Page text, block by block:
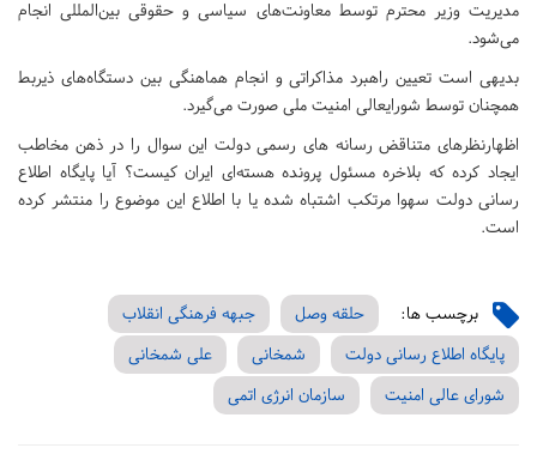
مدیریت وزیر محترم توسط معاونت‌های سیاسی و حقوقی بین‌المللی انجام
می‌شود.
بدیهی است تعیین راهبرد مذاکراتی و انجام هماهنگی بین دستگاه‌های ذیربط
همچنان توسط شورایعالی امنیت ملی صورت می‌گیرد.
اظهارنظرهای متناقض رسانه های رسمی دولت این سوال را در ذهن مخاطب
ایجاد کرده که بلاخره مسئول پرونده هسته‌ای ایران کیست؟ آیا پایگاه اطلاع
رسانی دولت سهوا مرتکب اشتباه شده یا با اطلاع این موضوع را منتشر کرده
است.
برچسب ها: حلقه وصل
جبهه فرهنگی انقلاب
پایگاه اطلاع رسانی دولت
شمخانی
علی شمخانی
شورای عالی امنیت
سازمان انرژی اتمی